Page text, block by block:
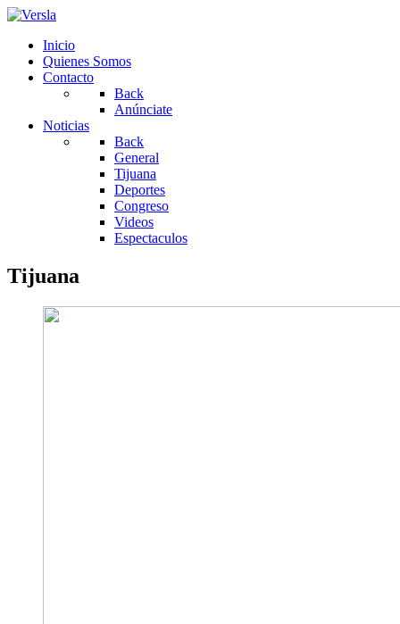
Inicio
Quienes Somos
Contacto
Back
Anúnciate
Noticias
Back
General
Tijuana
Deportes
Congreso
Videos
Espectaculos
Tijuana